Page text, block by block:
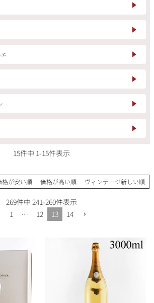
ワン
スクリーミング・
イーグル
15件中 1-15件表示
格が安い順 価格が高い順 ヴィンテージ新しい順
269件中 241-260件表示
1
… 12 13 14